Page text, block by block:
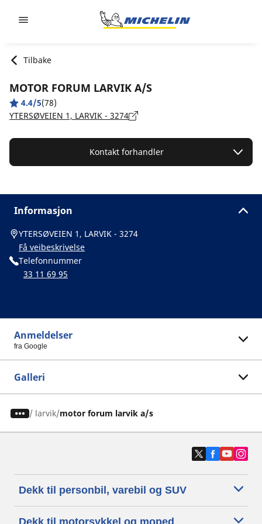
Tilbake
MOTOR FORUM LARVIK A/S
4.4/5(78)
YTERSØVEIEN 1, LARVIK - 3274
Kontakt forhandler
Informasjon
YTERSØVEIEN 1, LARVIK - 3274
Få veibeskrivelse
Telefonnummer
33 11 69 95
Anmeldelser
fra Google
Galleri
/ larvik motor forum larvik a/s
Dekk til personbil, varebil og SUV
Dekk til motorsykkel og moped